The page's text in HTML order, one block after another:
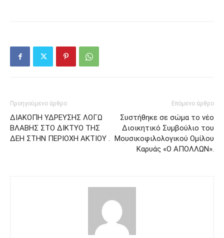
Προηγούμενο άρθρο
ΔΙΑΚΟΠΗ ΥΔΡΕΥΣΗΣ ΛΟΓΩ
ΒΛΑΒΗΣ ΣΤΟ ΔΙΚΤΥΟ ΤΗΣ
ΔΕΗ ΣΤΗΝ ΠΕΡΙΟΧΗ ΑΚΤΙΟΥ .
Επόμενο άρθρο
Συστήθηκε σε σώμα το νέο
Διοικητικό Συμβούλιο του
Μουσικοφιλολογικού Ομίλου
Καρυάς «Ο ΑΠΟΛΛΩΝ».